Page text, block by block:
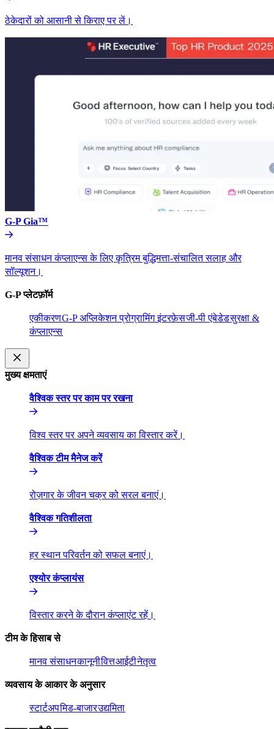
ठेकेदारों को आसानी से किराए पर लें।​​
G-P Gia™​​
मानव संसाधन कंप्लाएन्स के लिए कृत्रिम बुद्धिमत्ता-संचालित सलाह और
सॉल्यूशन।​​
G-P प्लेटफ़ॉर्म​​
एकीकरण​​G-P अप्लिकेशन प्रोग्रामिंग इंटरफ़ेस​​जी-पी एंबेडेड​​सुरक्षा &
कंप्लाएन्स​​
मुख्य क्षमताएं​​
वैश्विक स्तर पर काम पर रखना​​
विश्व स्तर पर अपने व्यवसाय का विस्तार करें।​​
वैश्विक टीम मैनेज करें​​
रोज़गार के जीवन चक्र को सरल बनाएं।​​
वैश्विक गतिशीलता​​
हर स्थान परिवर्तन को सफल बनाएं।​​
एश्योर कंप्लायंस​​
विस्तार करने के दौरान कंप्लाएंट रहें।​​
टीम के हिसाब से​​
मानव संसाधन​​कानूनी​​वित्त​​आईटी​​नेतृत्व​​
व्यवसाय के आकार के अनुसार​​
स्टार्टअप​​मिड-बाजार​​उद्यमिता​​